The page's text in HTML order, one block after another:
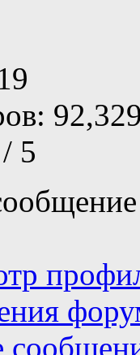
5